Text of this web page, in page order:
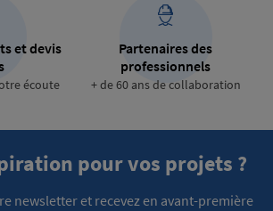
et devis
écoute
Partenaires des
professionnels
+ de 60 ans de collaboration
pour vos projets ?
newsletter et recevez en avant-première